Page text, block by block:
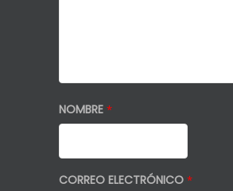
NOMBRE *
CORREO ELECTRÓNICO *